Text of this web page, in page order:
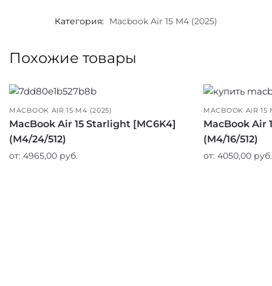
Категория: Macbook Air 15 M4 (2025)
Похожие товары
MACBOOK AIR 15 M4 (2025)
MacBook Air 15 Starlight [MС6K4]
(M4/24/512)
от: 4965,00 руб.
MACBOOK AIR 15
MacBook Air
(M4/16/512)
от: 4050,00 руб.